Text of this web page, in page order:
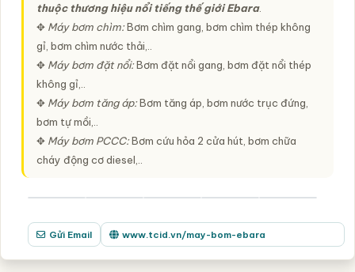
thuộc thương hiệu nổi tiếng thế giới Ebara.
✥ Máy bơm chìm:Bơm chìm gang, bơm chìm thép không
gỉ, bơm chìm nước thải,..
✥ Máy bơm đặt nổi:Bơm đặt nổi gang, bơm đặt nổi thép
không gỉ,..
✥ Máy bơm tăng áp:Bơm tăng áp, bơm nước trục đứng,
bơm tự mồi,..
✥ Máy bơm PCCC:Bơm cứu hỏa 2 cửa hút, bơm chữa
cháy động cơ diesel,..
Gửi Email www.tcid.vn/may-bom-ebara